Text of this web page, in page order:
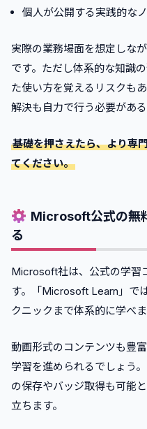
個人が公開する実践的な
実際の業務場面を想定しな
です。ただし体系的な知識
た使い方を覚えるリスクも
解決も自力で行う必要がある
基礎を押さえたら、より専
てください。
Microsoft公式の無
る
Microsoft社は、公式の学習
す。「Microsoft Learn」で
クニックまで体系的に学べま
動画形式のコンテンツも豊
学習を進められるでしょう
の保存やバッジ取得も可能
立ちます。